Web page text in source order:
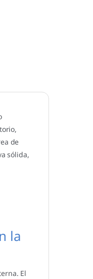
cantidad
de
sólida,
la
El